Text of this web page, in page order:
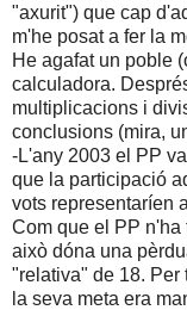
"axurit") que cap
m'he posat a fer la
He agafat un poble
calculadora.
multiplicacions i
conclusions (mira,
-L'any 2003 el PP
que la participació
vots representaríen
Com que el PP n'ha
això dóna una
"relativa" de 18. Per
la seva meta era